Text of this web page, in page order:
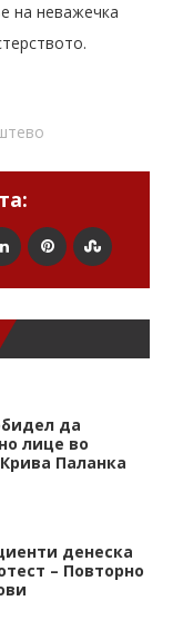
на неважечка
да
лице во
Паланка
денеска
– Повторно